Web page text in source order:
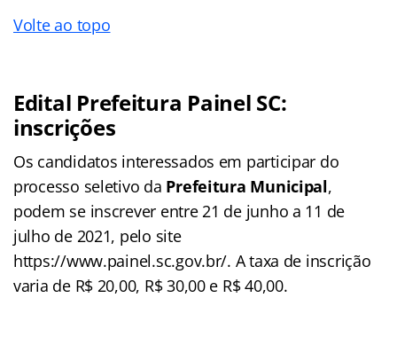
Volte ao topo
Edital Prefeitura Painel SC:
inscrições
Os candidatos interessados em participar do
processo seletivo da Prefeitura Municipal,
podem se inscrever entre 21 de junho a 11 de
julho de 2021, pelo site
https://www.painel.sc.gov.br/. A taxa de inscrição
varia de R$ 20,00, R$ 30,00 e R$ 40,00.